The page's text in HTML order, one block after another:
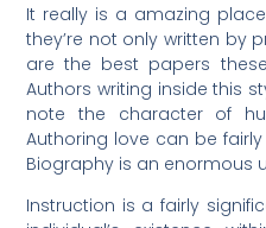
It really is a amazing
they’re not only written by
are the best papers
Authors writing inside this
note the character of
Authoring love can be fairly
Biography is an enormous
Instruction is a fairly